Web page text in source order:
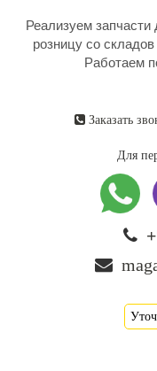
Реализуем запчасти
розницу со
Работаем
Заказать
Для